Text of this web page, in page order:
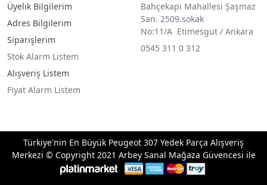
Üyelik Bilgilerim
Adres Bilgilerim
Siparişlerim
Stok Alarm Listem
Alışveriş Listem
Fiyat Alarm Listem
Bahçekapı Mahallesi Şaşmaz
San. 2509.sokak
No:11/A Etimesgut / Ankara
0545 311 0 312
Türkiye'nin En Büyük Peugeot 307 Yedek Parça Alışveriş
Merkezi © Copyright 2021 Arbey Sanal Mağaza Güvencesi ile